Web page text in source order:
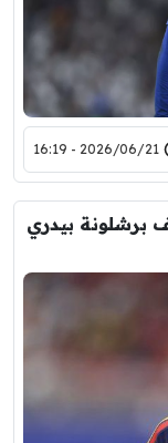
2026/06/21 - 16:19
برشلونة بيدري